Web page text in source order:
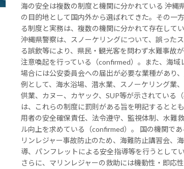
海の安全は複数の制度と機関に分かれている 沖縄
の目的地として国内外から選ばれてきた。その一
る制度と実務は、複数の機関に分かれて存在して
沖縄県警察は、スノーケリングについて、誤った
る誤飲等により、県民・観光客を問わず水難事故
注意喚起を行っている（confirmed）。また、海域
場合には公安委員会への届出が必要な業種があり
例として、海水浴場、潜水業、スノーケリング業
供業、カヌー、カヤック、SUP等が示されている
は、これらの制度に罰則がある旨を明記するとと
用者の安全確保責任、法令遵守、監視体制、水難
ル向上を求めている（confirmed）。 国の機関で
リンレジャー事故防止のため、海難防止講習会、
導、パンフレットによる安全指導等を行うとして
さらに、マリンレジャーの救助には機動性・即応